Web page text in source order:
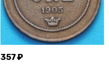
357 ₽